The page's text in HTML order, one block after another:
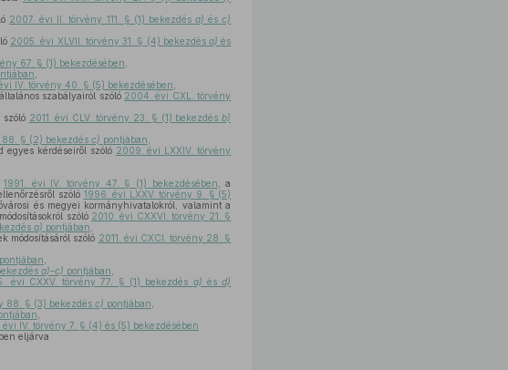
2007. évi II. törvény 111. § (1) bekezdés a) ésc)
2005. évi XLVII. törvény 31. § (4) bekezdésa) és
67. § (1) bekezdésében
IV. törvény 40. § (5) bekezdésében
szabályairól szóló 2004. évi CXL. törvény
2011. évi CLV. törvény 23. § (1) bekezdésb)
88. § (2) bekezdés c) pontjában
egyes kérdéseiről szóló 2009. évi LXXIV. törvény
1991. évi IV. törvény 47. § (1) bekezdésében , a
szóló 1996. évi LXXV. törvény 9. § (5)
és megyei kormányhivatalokról, valamint a
szóló 2010. évi CXXVI. törvény 21. §
a) pontjában
módosításáról szóló 2011. évi CXCI. törvény 28. §
pontjában
a)–c) pontjában
évi CXXV. törvény 77. § (1) bekezdés a) ésd)
88. § (3) bekezdés c) pontjában
évi IV. törvény 7. § (4) és (5) bekezdésében
eljárva